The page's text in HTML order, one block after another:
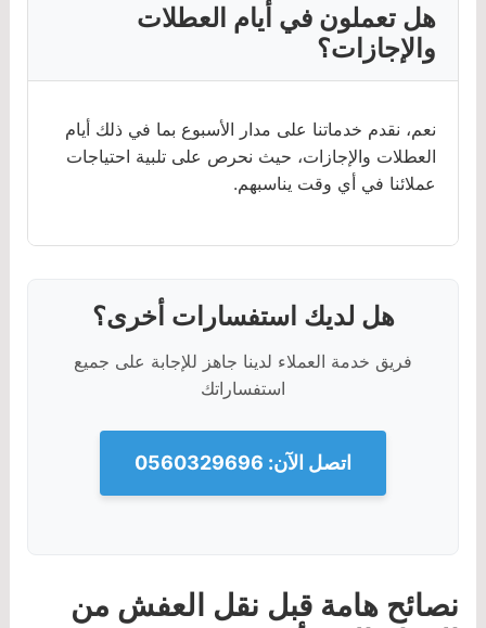
هل تعملون في أيام العطلات
والإجازات؟
نعم، نقدم خدماتنا على مدار الأسبوع بما في ذلك أيام
العطلات والإجازات، حيث نحرص على تلبية احتياجات
عملائنا في أي وقت يناسبهم.
هل لديك استفسارات أخرى؟
فريق خدمة العملاء لدينا جاهز للإجابة على جميع
استفساراتك
اتصل الآن: 0560329696
نصائح هامة قبل نقل العفش من